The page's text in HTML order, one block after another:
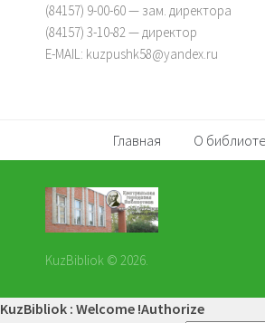
(84157) 9-00-60 — зам. директора
(84157) 3-10-82 — директор
E-MAIL: kuzpushk58@yandex.ru
Главная О
KuzBibliok © 2026.
KuzBibliok : Welcome !Authorize